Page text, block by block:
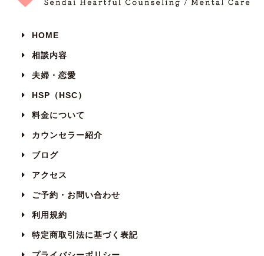
HOME
相談内容
夫婦・恋愛
HSP（HSC）
料金について
カウンセラー紹介
ブログ
アクセス
ご予約・お問い合わせ
利用規約
特定商取引法に基づく表記